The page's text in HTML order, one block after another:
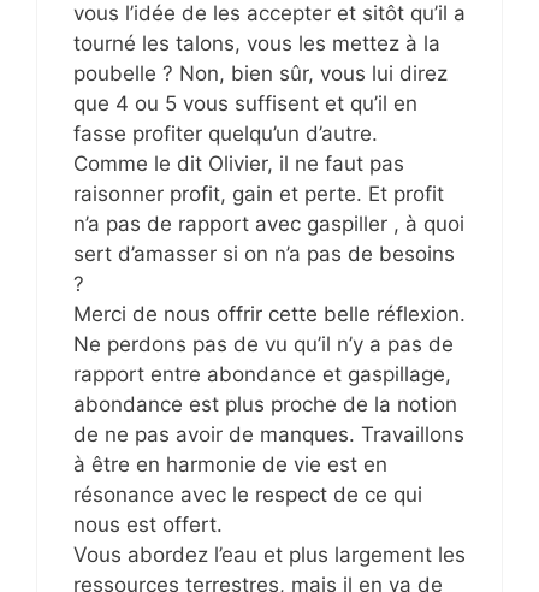
vous l’idée de les accepter et sitôt qu’il a
tourné les talons, vous les mettez à la
poubelle ? Non, bien sûr, vous lui direz
que 4 ou 5 vous suffisent et qu’il en
fasse profiter quelqu’un d’autre.
Comme le dit Olivier, il ne faut pas
raisonner profit, gain et perte. Et profit
n’a pas de rapport avec gaspiller , à quoi
sert d’amasser si on n’a pas de besoins
?
Merci de nous offrir cette belle réflexion.
Ne perdons pas de vu qu’il n’y a pas de
rapport entre abondance et gaspillage,
abondance est plus proche de la notion
de ne pas avoir de manques. Travaillons
à être en harmonie de vie est en
résonance avec le respect de ce qui
nous est offert.
Vous abordez l’eau et plus largement les
ressources terrestres, mais il en va de